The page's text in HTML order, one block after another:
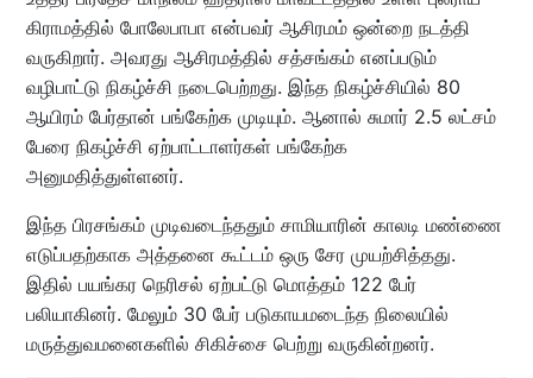
கிராமத்தில் போலேபாபா என்பவர் ஆசிரமம் ஒன்றை நடத்தி
வருகிறார். அவரது ஆசிரமத்தில் சத்சங்கம் எனப்படும்
வழிபாட்டு நிகழ்ச்சி நடைபெற்றது. இந்த நிகழ்ச்சியில் 80
ஆயிரம் பேர்தான் பங்கேற்க முடியும். ஆனால் சுமார் 2.5 லட்சம்
பேரை நிகழ்ச்சி ஏற்பாட்டாளர்கள் பங்கேற்க
அனுமதித்துள்ளனர்.
இந்த பிரசங்கம் முடிவடைந்ததும் சாமியாரின் காலடி மண்ணை
எடுப்பதற்காக அத்தனை கூட்டம் ஒரு சேர முயற்சித்தது.
இதில் பயங்கர நெரிசல் ஏற்பட்டு மொத்தம் 122 பேர்
பலியாகினர். மேலும் 30 பேர் படுகாயமடைந்த நிலையில்
மருத்துவமனைகளில் சிகிச்சை பெற்று வருகின்றனர்.